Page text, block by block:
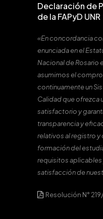
Declaración de
de la FAPyD UNR
«En concordancia
enunciada en el
Nacional de Rosario
asumimos el
continuamente un
Calidad que ofrezca
satisfactorio y
transparencia y
relativos al registro
formación del
requisitos aplicables
satisfacción de
Resolución N°